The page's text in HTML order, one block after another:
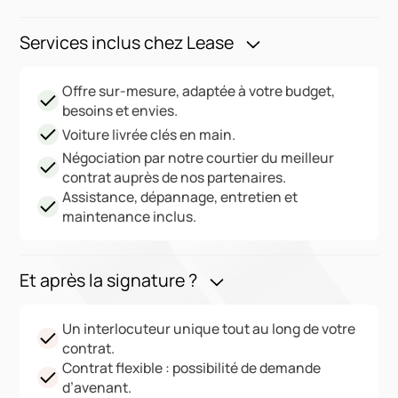
Services inclus chez Lease
Offre sur-mesure, adaptée à votre budget,
besoins et envies.
Voiture livrée clés en main.
Négociation par notre courtier du meilleur
contrat auprès de nos partenaires.
Assistance, dépannage, entretien et
maintenance inclus.
Et après la signature ?
Un interlocuteur unique tout au long de votre
contrat.
Contrat flexible : possibilité de demande
d’avenant.